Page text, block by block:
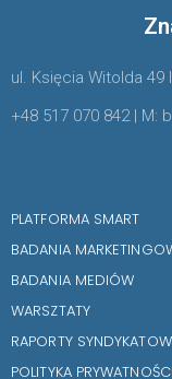
ul. Księcia Witolda 49
+48 517 070 842 | M:
PLATFORMA SMART
BADANIA
BADANIA MEDIÓW
WARSZTATY
RAPORTY
POLITYKA PRYWATNOŚCI